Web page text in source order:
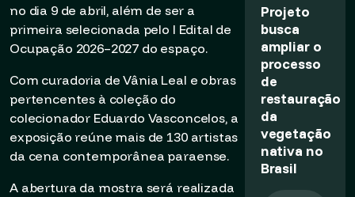
no dia 9 de abril, além de ser a
primeira selecionada pelo I Edital de
Ocupação 2026–2027 do espaço.
Com curadoria de Vânia Leal e obras
pertencentes à coleção do
colecionador Eduardo Vasconcelos, a
exposição reúne mais de 130 artistas
da cena contemporânea paraense.
A abertura da mostra será realizada
Projeto
busca
ampliar o
processo
de
restauração
da
vegetação
nativa no
Brasil